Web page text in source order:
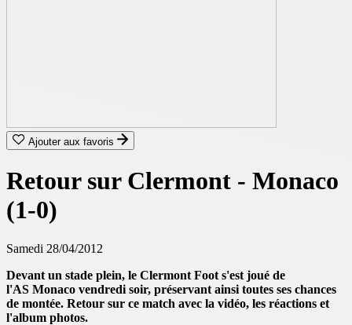
Ajouter aux favoris
Retour sur Clermont - Monaco
(1-0)
Samedi 28/04/2012
Devant un stade plein, le Clermont Foot s'est joué de
l'AS Monaco vendredi soir, préservant ainsi toutes ses chances
de montée. Retour sur ce match avec la vidéo, les réactions et
l'album photos.